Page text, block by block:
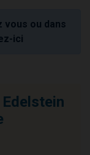
vous ou dans
ici